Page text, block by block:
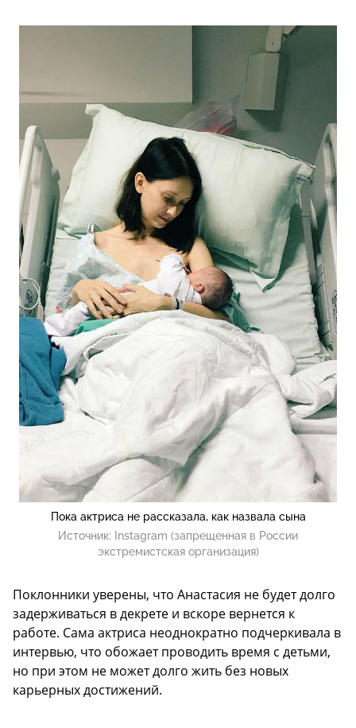
Пока актриса не рассказала, как назвала сына
Источник:
Instagram (запрещенная в России
экстремистская организация)
Поклонники уверены, что Анастасия не будет долго
задерживаться в декрете и вскоре вернется к
работе. Сама актриса неоднократно подчеркивала в
интервью, что обожает проводить время с детьми,
но при этом не может долго жить без новых
карьерных достижений.